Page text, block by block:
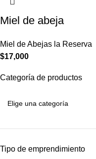
Categoría de productos
Tipo de emprendimiento
Miel de abeja
Miel de Abejas la Reserva
$17,000